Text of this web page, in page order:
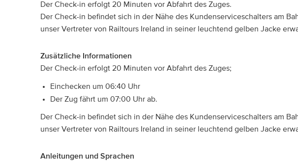
Der Check-in erfolgt 20 Minuten vor Abfahrt des Zuges.
Der Check-in befindet sich in der Nähe des Kundenserviceschalters am
unser Vertreter von Railtours Ireland in seiner leuchtend gelben Jacke
Zusätzliche Informationen
Der Check-in erfolgt 20 Minuten vor Abfahrt des Zuges;
Einchecken um 06:40 Uhr
Der Zug fährt um 07:00 Uhr ab.
Der Check-in befindet sich in der Nähe des Kundenserviceschalters am
unser Vertreter von Railtours Ireland in seiner leuchtend gelben Jacke
Anleitungen und Sprachen